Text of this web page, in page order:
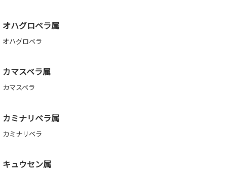
オハグロベラ属
オハグロベラ
カマスベラ属
カマスベラ
カミナリベラ属
カミナリベラ
キュウセン属